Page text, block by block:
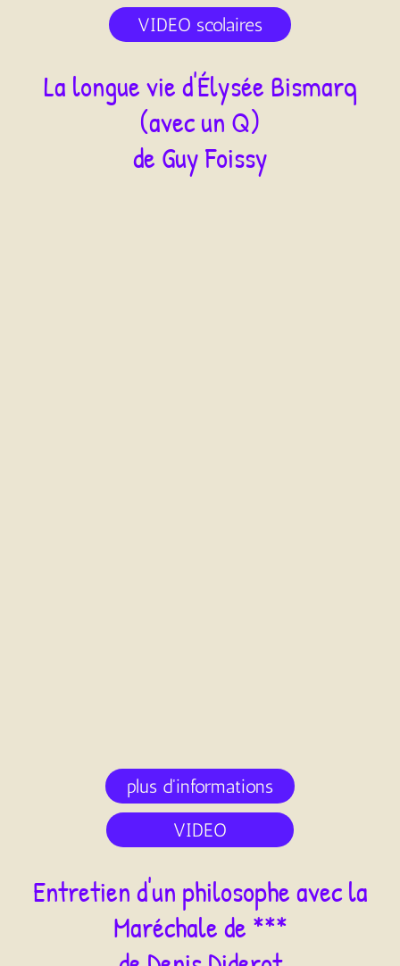
VIDEO scolaires
La longue vie d'Élysée Bismarq
(avec un Q)
de Guy Foissy
plus d'informations
VIDEO
Entretien d'un philosophe avec la
Maréchale de ***